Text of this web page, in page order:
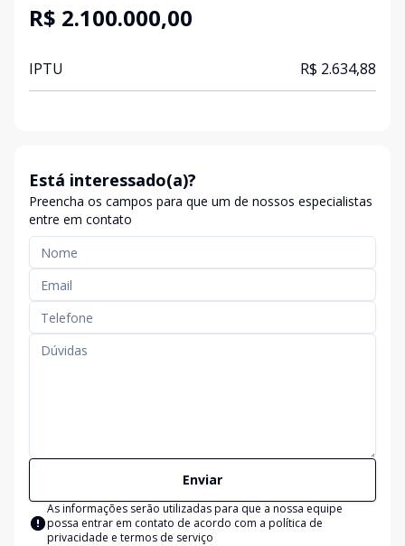
R$ 2.100.000,00
IPTU R$ 2.634,88
Está interessado(a)?
Preencha os campos para que um de nossos especialistas
entre em contato
Enviar
As informações serão utilizadas para que a nossa equipe
possa entrar em contato de acordo com a política de
privacidade e termos de serviço